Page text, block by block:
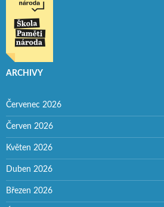
ARCHIVY
Červenec 2026
Červen 2026
Květen 2026
Duben 2026
Březen 2026